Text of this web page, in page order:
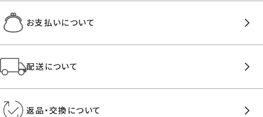
お支払いについて
配送について
返品・交換について